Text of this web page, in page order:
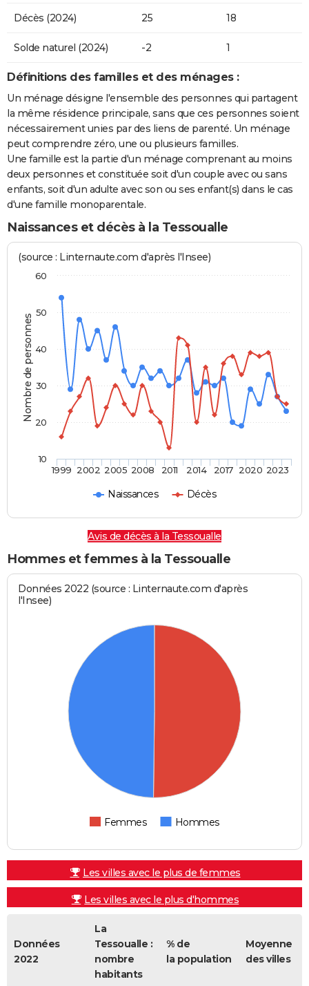
Décès (2024) 25 18
Solde naturel (2024) -2 1
Définitions des familles et des ménages :
Un ménage désigne l'ensemble des personnes qui partagent
la même résidence principale, sans que ces personnes soient
nécessairement unies par des liens de parenté. Un ménage
peut comprendre zéro, une ou plusieurs familles.
Une famille est la partie d'un ménage comprenant au moins
deux personnes et constituée soit d'un couple avec ou sans
enfants, soit d'un adulte avec son ou ses enfant(s) dans le cas
d'une famille monoparentale.
Naissances et décès à la Tessoualle
Nombre de personnes
(source : Linternaute.com d'après l'Insee)
Naissances Décès
1999 2002 2005 2008 2011 2014 2017 2020 2023
10
20
30
40
50
60
Avis de décès à la Tessoualle
Hommes et femmes à la Tessoualle
Données 2022 (source : Linternaute.com d'après
l'Insee)
Femmes Hommes
Les villes avec le plus de femmes
Les villes avec le plus d'hommes
Données
2022
La
Tessoualle :
nombre
habitants
% de
la population
Moyenne
des villes